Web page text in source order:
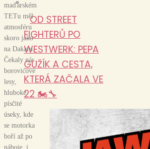
OD STREET
FIGHTERŮ PO
WESTWERK: PEPA
GUŽÍK A CESTA,
KTERÁ ZAČALA VE
22 🏍️🔧
maďarském
TETu měl
atmosféru
skoro jako
na Dakaru.
Čekaly nás
borovicové
lesy,
hluboké
písčité
úseky, kde
se motorka
boří až po
náboje, i